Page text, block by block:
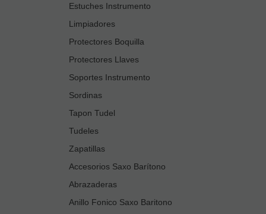
Estuches Instrumento
Limpiadores
Protectores Boquilla
Protectores Llaves
Soportes Instrumento
Sordinas
Tapon Tudel
Tudeles
Zapatillas
Accesorios Saxo Barítono
Abrazaderas
Anillo Fonico Saxo Baritono